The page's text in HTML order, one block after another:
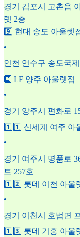
경기 김포시 고촌읍
렛 2층
9️⃣ 현대 송도 아울렛
•
인천 연수구 송도국
🔟 LF 양주 아울렛점
•
경기 양주시 편화로
1️⃣1️⃣ 신세계 여주 아
•
경기 여주시 명품로
트 257호
1️⃣2️⃣ 롯데 이천 아울
•
경기 이천시 호법면
1️⃣3️⃣ 롯데 기흥 아울